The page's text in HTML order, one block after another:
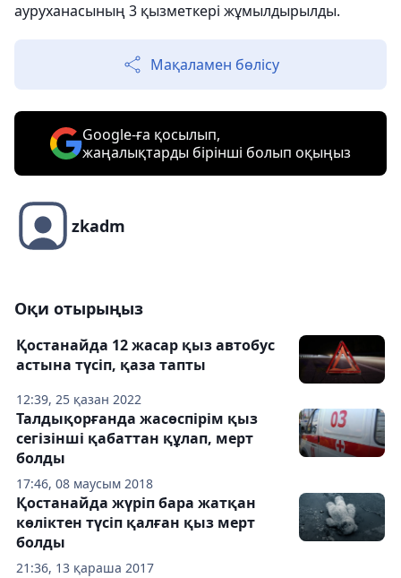
ауруханасының 3 қызметкері жұмылдырылды.
Мақаламен бөлісу
Google-ға қосылып,
жаңалықтарды бірінші болып оқыңыз
zkadm
Оқи отырыңыз
12:39, 25 қазан 2022
Қостанайда 12 жасар қыз автобус
астына түсіп, қаза тапты
17:46, 08 маусым 2018
Талдықорғанда жасөспірім қыз
сегізінші қабаттан құлап, мерт
болды
21:36, 13 қараша 2017
Қостанайда жүріп бара жатқан
көліктен түсіп қалған қыз мерт
болды